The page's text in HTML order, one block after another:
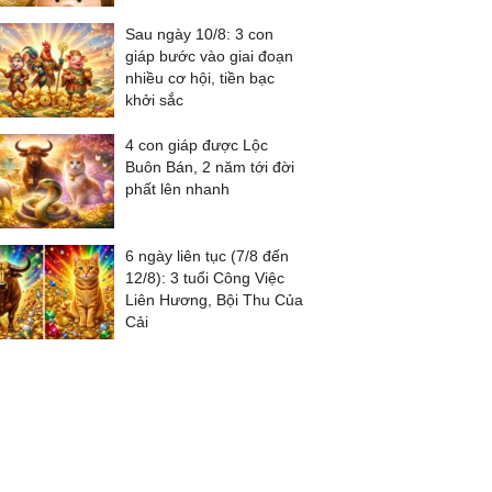
Sau ngày 10/8: 3 con
giáp bước vào giai đoạn
nhiều cơ hội, tiền bạc
khởi sắc
4 con giáp được Lộc
Buôn Bán, 2 năm tới đời
phất lên nhanh
6 ngày liên tục (7/8 đến
12/8): 3 tuổi Công Việc
Liên Hương, Bội Thu Của
Cải